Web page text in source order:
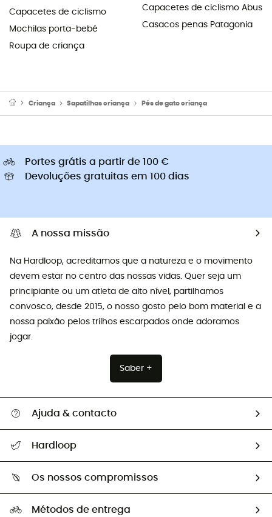
Capacetes de ciclismo
Mochilas porta-bebé
Roupa de criança
Capacetes de ciclismo Abus
Casacos penas Patagonia
Criança Sapatilhas criança Pés de gato criança
Portes grátis a partir de 100 €
Devoluções gratuitas em 100 dias
A nossa missão
Na Hardloop, acreditamos que a natureza e o movimento
devem estar no centro das nossas vidas. Quer seja um
principiante ou um atleta de alto nível, partilhamos
convosco, desde 2015, o nosso gosto pelo bom material e a
nossa paixão pelos trilhos escarpados onde adoramos
jogar.
Saber +
Ajuda & contacto
Guia de tamanhos
Trocas & Devoluções
Hardloop
Os nossos embaixadores
Os nossos compromissos
Métodos de entrega